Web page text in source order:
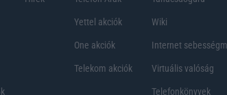
Yettel akciók
One akciók
Telekom akciók
Wiki
Internet
Virtuális valóság
Telefonkönyvek